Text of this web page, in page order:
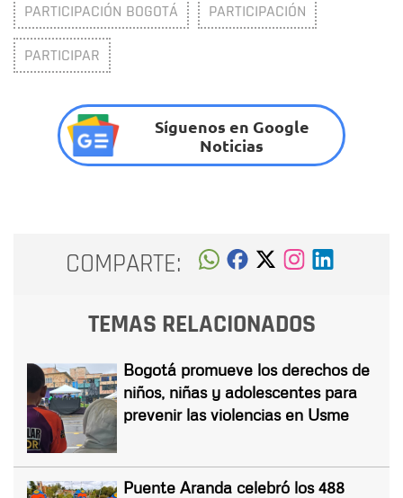
PARTICIPACIÓN BOGOTÁ PARTICIPACIÓN
PARTICIPAR
Síguenos en Google
Noticias
COMPARTE:
TEMAS RELACIONADOS
Bogotá promueve los derechos de
niños, niñas y adolescentes para
prevenir las violencias en Usme
Puente Aranda celebró los 488